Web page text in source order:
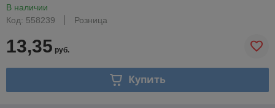
В наличии
Код: 558239
Розница
13,35 руб.
Купить